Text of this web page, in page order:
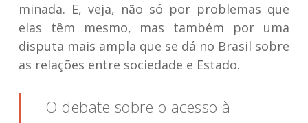
minada. E, veja, não só por problemas que
elas têm mesmo, mas também por uma
disputa mais ampla que se dá no Brasil sobre
as relações entre sociedade e Estado.
O debate sobre o acesso à